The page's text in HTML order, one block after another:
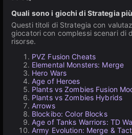
Quali sono i giochi di Strategia
Questi titoli di Strategia con
giocatori con complessi scenari di
risorse.
PVZ Fusion Cheats
Elemental Monsters: Merge
Hero Wars
Age of Heroes
Plants vs Zombies Fusion
Plants vs Zombies Hybrids
Arrows
Blockibo: Color Blocks
Age of Tanks Warriors: TD
Army Evolution: Merge &